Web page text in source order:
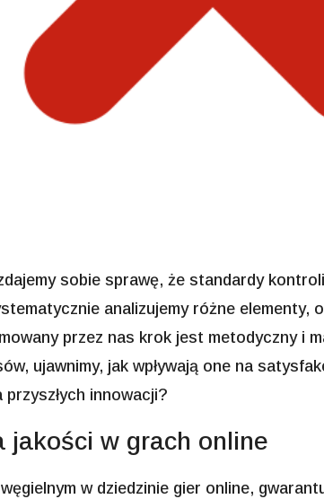
sobie sprawę, że standardy
analizujemy różne elementy,
przez nas krok jest metodyczny i
ujawnimy, jak wpływają one na
innowacji?
jakości w grach online
w dziedzinie gier online,